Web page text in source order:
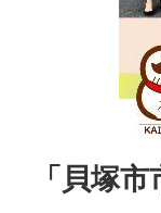
「貝塚